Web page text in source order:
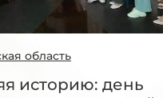
область
историю: день